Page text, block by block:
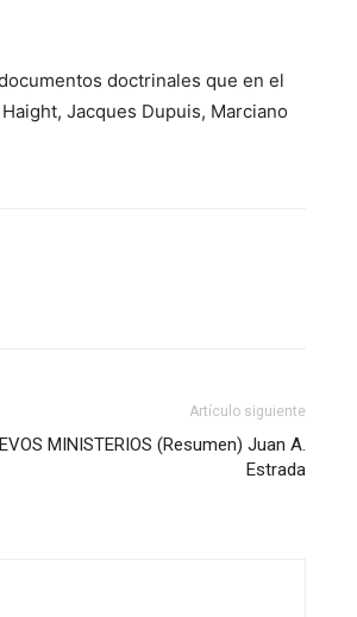
doctrinales que en el
Jacques Dupuis, Marciano
Artículo siguiente
MINISTERIOS (Resumen) Juan A.
Estrada